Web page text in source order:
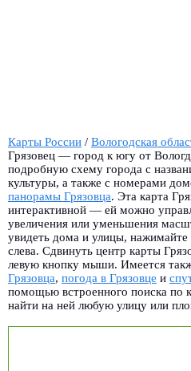
Карты России / Вологодская
Грязовец — город к югу от
подробную схему города с
культуры, а также с номерами
панорамы Грязовца. Эта карта
интерактивной — ей можно
увеличения или уменьшения
увидеть дома и улицы,
слева. Сдвинуть центр карты
левую кнопку мыши. Имеется
Грязовца, погода в Грязовце и
помощью встроенного поиска по
найти на ней любую улицу или